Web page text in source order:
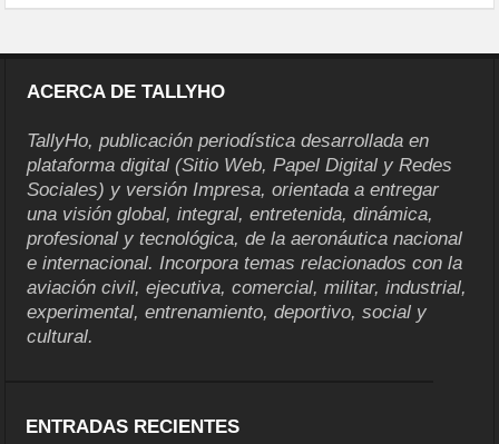
ACERCA DE TALLYHO
TallyHo, publicación periodística desarrollada en
plataforma digital (Sitio Web, Papel Digital y Redes
Sociales) y versión Impresa, orientada a entregar
una visión global, integral, entretenida, dinámica,
profesional y tecnológica, de la aeronáutica nacional
e internacional. Incorpora temas relacionados con la
aviación civil, ejecutiva, comercial, militar, industrial,
experimental, entrenamiento, deportivo, social y
cultural.
ENTRADAS RECIENTES